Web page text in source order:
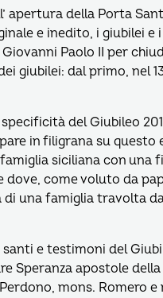
della Porta
e inedito, i giubilei e i
Paolo II per
giubilei: dal primo, nel
del Giubileo
in filigrana su questo
siciliana con una
come voluto da
una famiglia travolta
santi e testimoni del
Speranza apostole
mons. Romero